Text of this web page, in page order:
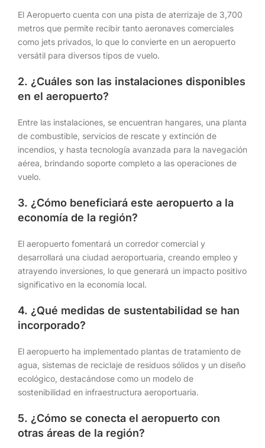
El Aeropuerto cuenta con una pista de aterrizaje de 3,700
metros que permite recibir tanto aeronaves comerciales
como jets privados, lo que lo convierte en un aeropuerto
versátil para diversos tipos de vuelo.
2. ¿Cuáles son las instalaciones disponibles
en el aeropuerto?
Entre las instalaciones, se encuentran hangares, una planta
de combustible, servicios de rescate y extinción de
incendios, y hasta tecnología avanzada para la navegación
aérea, brindando soporte completo a las operaciones de
vuelo.
3. ¿Cómo beneficiará este aeropuerto a la
economía de la región?
El aeropuerto fomentará un corredor comercial y
desarrollará una ciudad aeroportuaria, creando empleo y
atrayendo inversiones, lo que generará un impacto positivo
significativo en la economía local.
4. ¿Qué medidas de sustentabilidad se han
incorporado?
El aeropuerto ha implementado plantas de tratamiento de
agua, sistemas de reciclaje de residuos sólidos y un diseño
ecológico, destacándose como un modelo de
sostenibilidad en infraestructura aeroportuaria.
5. ¿Cómo se conecta el aeropuerto con
otras áreas de la región?